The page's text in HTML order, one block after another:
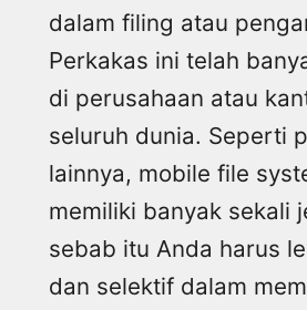
dalam filing atau
Perkakas ini telah
di perusahaan atau
seluruh dunia. Seperti
lainnya, mobile file
memiliki banyak sekali
sebab itu Anda harus
dan selektif dalam